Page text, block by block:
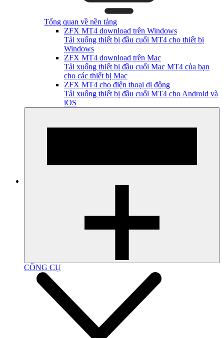
Tổng quan về nền tảng
ZFX MT4 download trên Windows
Tải xuống thiết bị đầu cuối MT4 cho thiết bị
Windows
ZFX MT4 download trên Mac
Tải xuống thiết bị đầu cuối Mac MT4 của bạn
cho các thiết bị Mac
ZFX MT4 cho điện thoại di động
Tải xuống thiết bị đầu cuối MT4 cho Android và
iOS
CÔNG CỤ